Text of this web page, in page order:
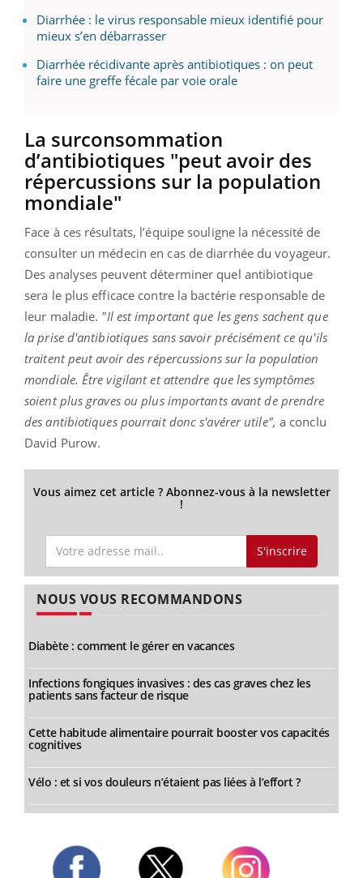
Diarrhée : le virus responsable mieux identifié pour
mieux s’en débarrasser
Diarrhée récidivante après antibiotiques : on peut
faire une greffe fécale par voie orale
La surconsommation
d’antibiotiques "peut avoir des
répercussions sur la population
mondiale"
Face à ces résultats, l’équipe souligne la nécessité de
consulter un médecin en cas de diarrhée du voyageur.
Des analyses peuvent déterminer quel antibiotique
sera le plus efficace contre la bactérie responsable de
leur maladie. "Il est important que les gens sachent que
la prise d'antibiotiques sans savoir précisément ce qu'ils
traitent peut avoir des répercussions sur la population
mondiale. Être vigilant et attendre que les symptômes
soient plus graves ou plus importants avant de prendre
des antibiotiques pourrait donc s'avérer utile", a conclu
David Purow.
Vous aimez cet article ? Abonnez-vous à la newsletter
!
S'inscrire
NOUS VOUS RECOMMANDONS
Diabète : comment le gérer en vacances
Infections fongiques invasives : des cas graves chez les
patients sans facteur de risque
Cette habitude alimentaire pourrait booster vos capacités
cognitives
Vélo : et si vos douleurs n’étaient pas liées à l’effort ?